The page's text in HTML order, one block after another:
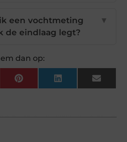
een vochtmeting
de eindlaag legt?
▼
dan op:
PinterestLinkedInEmail